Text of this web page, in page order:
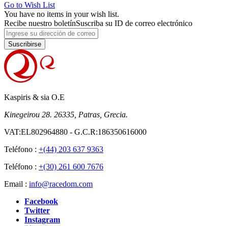
Go to Wish List
You have no items in your wish list.
Recibe nuestro boletínSuscriba su ID de correo electrónico
Suscribirse
Kaspiris & sia O.E
Kinegeirou 28. 26335, Patras, Grecia.
VAT:EL802964880 - G.C.R:186350616000
Teléfono : +(44) 203 637 9363
Teléfono : +(30) 261 600 7676
Email : info@racedom.com
Facebook
Twitter
Instagram